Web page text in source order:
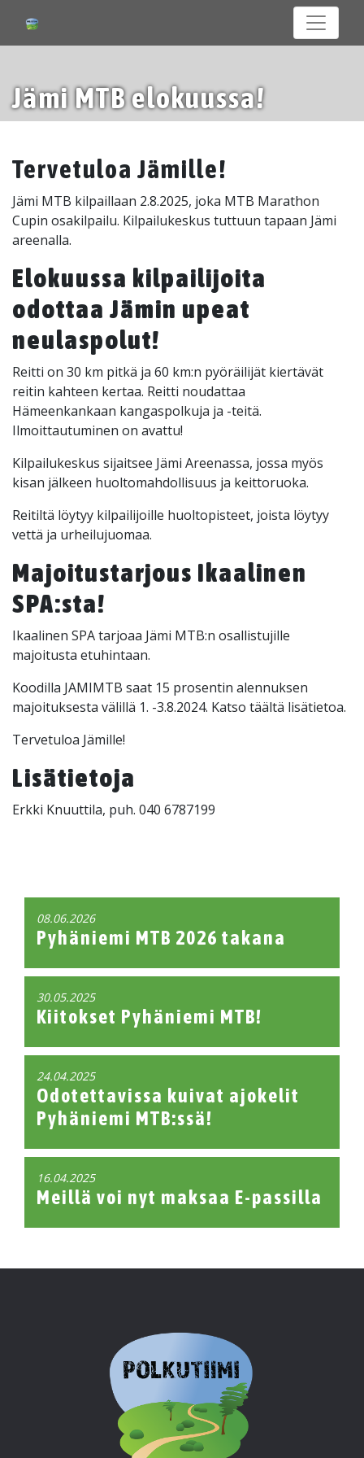
Jämi MTB elokuussa!
Tervetuloa Jämille!
Jämi MTB kilpaillaan 2.8.2025, joka MTB Marathon
Cupin osakilpailu. Kilpailukeskus tuttuun tapaan Jämi
areenalla.
Elokuussa kilpailijoita
odottaa Jämin upeat
neulaspolut!
Reitti on 30 km pitkä ja 60 km:n pyöräilijät kiertävät
reitin kahteen kertaa. Reitti noudattaa
Hämeenkankaan kangaspolkuja ja -teitä.
Ilmoittautuminen on avattu!
Kilpailukeskus sijaitsee Jämi Areenassa, jossa myös
kisan jälkeen huoltomahdollisuus ja keittoruoka.
Reitiltä löytyy kilpailijoille huoltopisteet, joista löytyy
vettä ja urheilujuomaa.
Majoitustarjous Ikaalinen
SPA:sta!
Ikaalinen SPA tarjoaa Jämi MTB:n osallistujille
majoitusta etuhintaan.
Koodilla JAMIMTB saat 15 prosentin alennuksen
majoituksesta välillä 1. -3.8.2024. Katso täältä lisätietoa.
Tervetuloa Jämille!
Lisätietoja
Erkki Knuuttila, puh. 040 6787199
08.06.2026
Pyhäniemi MTB 2026 takana
30.05.2025
Kiitokset Pyhäniemi MTB!
24.04.2025
Odotettavissa kuivat ajokelit
Pyhäniemi MTB:ssä!
16.04.2025
Meillä voi nyt maksaa E-passilla